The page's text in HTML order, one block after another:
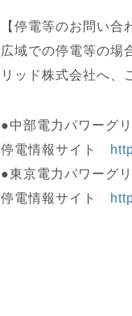
【停電等のお問い合
広域での停電等の場
リッド株式会社へ、
●中部電力パワーグ
停電情報サイト
●東京電力パワーグ
停電情報サイト